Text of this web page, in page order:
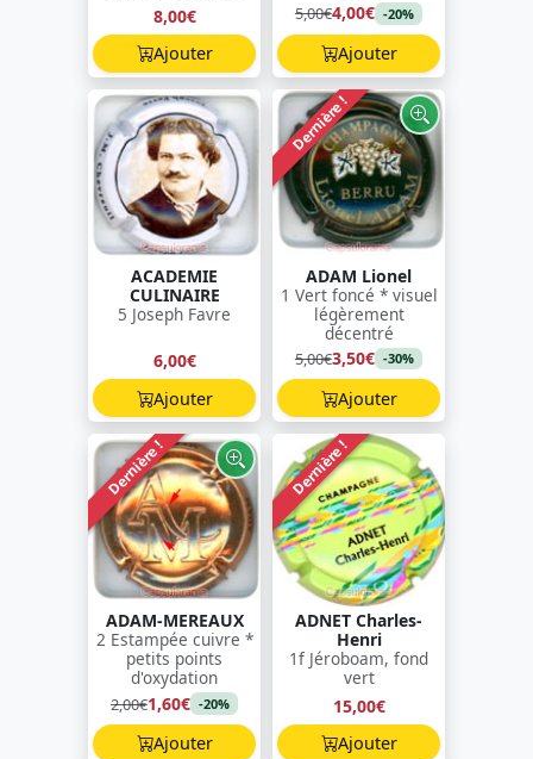
8,00€
Ajouter
5,00€4,00€ -20%
Ajouter
ACADEMIE
CULINAIRE
5 Joseph Favre
6,00€
Ajouter
Dernière !
ADAM Lionel
1 Vert foncé * visuel
légèrement
décentré
5,00€3,50€ -30%
Ajouter
Dernière !
ADAM-MEREAUX
2 Estampée cuivre *
petits points
d'oxydation
2,00€1,60€ -20%
Ajouter
Dernière !
ADNET Charles-
Henri
1f Jéroboam, fond
vert
15,00€
Ajouter